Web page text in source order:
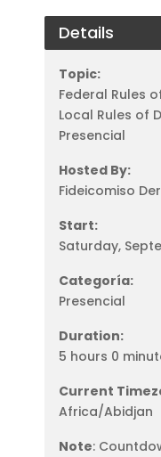
Details
Topic:
Federal Rules
Local Rules of
Presencial
Hosted By:
Fideicomiso
Start:
Saturday,
Categoría:
Presencial
Duration:
5 hours 0
Current
Africa/Abidjan
Note: